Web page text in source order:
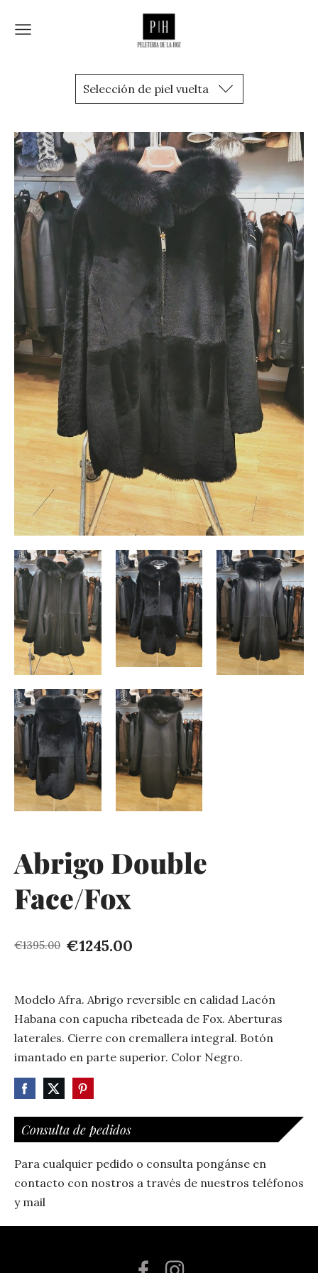
Selección de piel vuelta
Consulta de pedidos
Para cualquier pedido o consulta pongánse en
contacto con nostros a través de nuestros teléfonos
y mail
Abrigo Double
Face/Fox
€1395.00 €1245.00
Modelo Afra. Abrigo reversible en calidad Lacón
Habana con capucha ribeteada de Fox. Aberturas
laterales. Cierre con cremallera integral. Botón
imantado en parte superior. Color Negro.